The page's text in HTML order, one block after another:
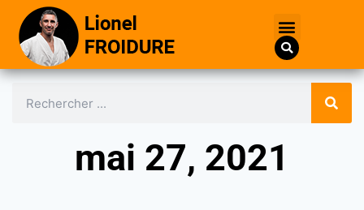
mai 27, 2021